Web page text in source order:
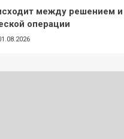
между решением
операции